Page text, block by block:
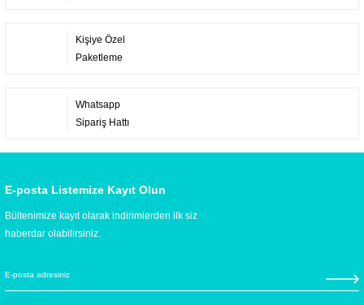
Kişiye Özel
Paketleme
Whatsapp
Sipariş Hattı
E-posta Listemize Kayıt Olun
Bültenimize kayıt olarak indirimlerden ilk siz
haberdar olabilirsiniz.